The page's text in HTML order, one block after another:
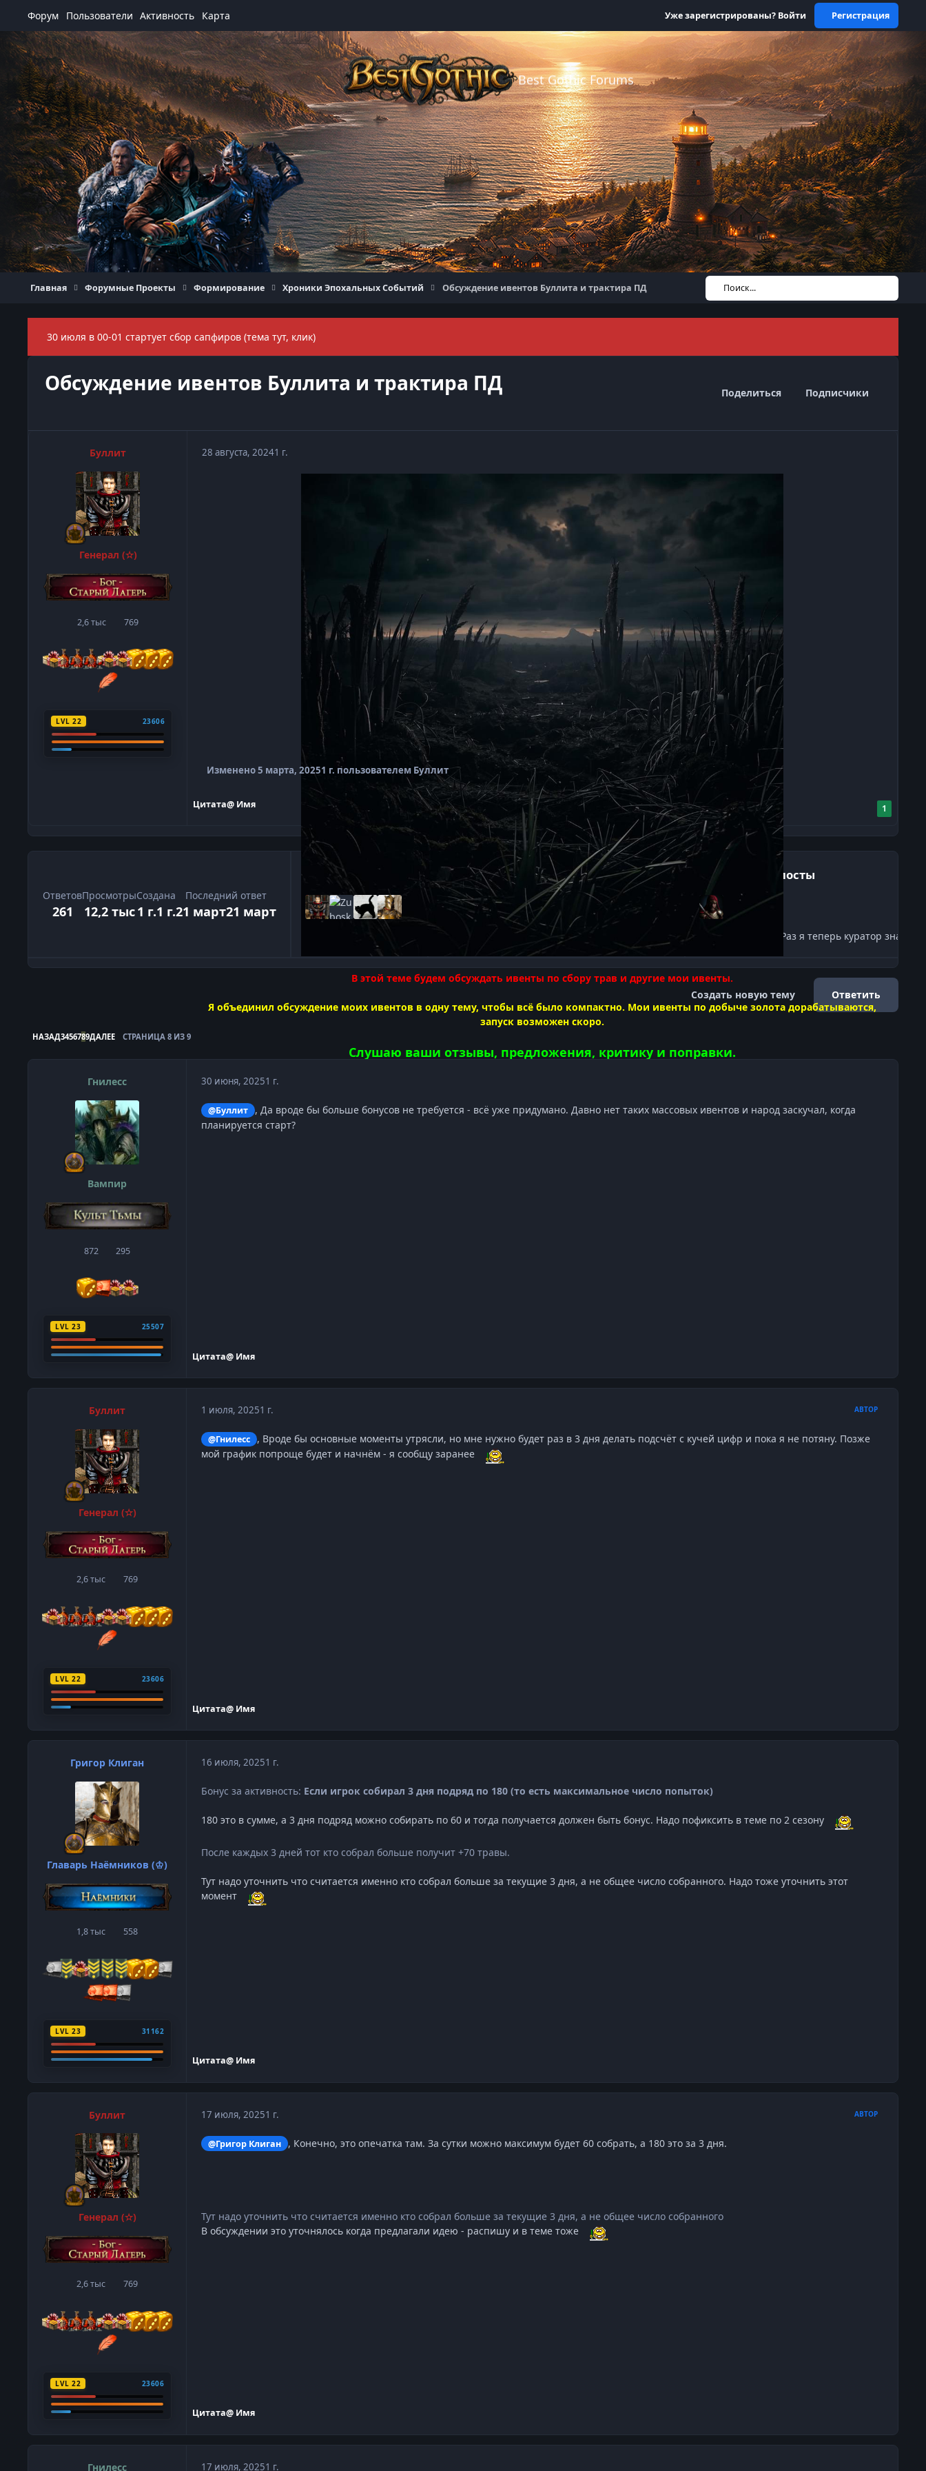
Форум Пользователи Активность Карта Уже зарегистрированы? Войти Регистрация
Best Gothic Forums
Главная Форумные Проекты Формирование Хроники Эпохальных Событий Обсуждение ивентов Буллита и трактира ПД Поиск...
30 июля в 00-01 стартует сбор сапфиров (тема тут, клик)
Обсуждение ивентов Буллита и трактира ПД Поделиться Подписчики
Буллит
Генерал (✫)
2,6 тыссообщения
769Репутация
LVL 22 23606
28 августа, 20241 г.
В этой теме будем обсуждать ивенты по сбору трав и другие мои ивенты.
Я объединил обсуждение моих ивентов в одну тему, чтобы всё было компактно. Мои ивенты по добыче золота дорабатываются,
запуск возможен скоро.
Слушаю ваши отзывы, предложения, критику и поправки.
1) Дуэли Лагерей (травы)
Изменено5 марта, 20251 г. пользователем Буллит
Цитата@ Имя 1
Ответов
261
Просмотры
12,2 тыс
Создана
1 г.1 г.
Последний ответ
21 март21 март
Топ авторов темы Популярные дни
16 сент 2024
21 постов
2 сент 2024
15 постов
29 авг 2024
14 постов
7 нояб 2025
14 постов
Популярные посты
@Арто @Lithium Раз я теперь куратор
Развернуть обзор темы
Создать новую тему
Ответить
НАЗАД3456789ДАЛЕЕ СТРАНИЦА 8 ИЗ 9
Гнилесс
Вампир
872сообщения
295Репутация
LVL 23 25507
30 июня, 20251 г.
@Буллит
, Да вроде бы больше бонусов не требуется - всё уже придумано. Давно нет таких массовых ивентов и народ заскучал, когда
планируется старт?
Цитата@ Имя
Буллит
Генерал (✫)
2,6 тыссообщения
769Репутация
LVL 22 23606
1 июля, 20251 г. АВТОР
@Гнилесс
, Вроде бы основные моменты утрясли, но мне нужно будет раз в 3 дня делать подсчёт с кучей цифр и пока я не потяну. Позже
мой график попроще будет и начнём - я сообщу заранее
Цитата@ Имя
Григор Клиган
Главарь Наёмников (♔)
1,8 тыссообщения
558
Репутация
LVL 23 31162
16 июля, 20251 г.
Бонус за активность: Если игрок собирал 3 дня подряд по 180 (то есть максимальное число попыток)
180 это в сумме, а 3 дня подряд можно собирать по 60 и тогда получается должен быть бонус. Надо пофиксить в теме по 2 сезону
После каждых 3 дней тот кто собрал больше получит +70 травы.
Тут надо уточнить что считается именно кто собрал больше за текущие 3 дня, а не общее число собранного. Надо тоже уточнить этот
момент
Цитата@ Имя
Буллит
Генерал (✫)
2,6 тыссообщения
769Репутация
LVL 22 23606
17 июля, 20251 г. АВТОР
@Григор Клиган , Конечно, это опечатка там. За сутки можно максимум будет 60 собрать, а 180 это за 3 дня.
Тут надо уточнить что считается именно кто собрал больше за текущие 3 дня, а не общее число собранного
В обсуждении это уточнялось когда предлагали идею - распишу и в теме тоже
Цитата@ Имя
Гнилесс 17 июля, 20251 г.